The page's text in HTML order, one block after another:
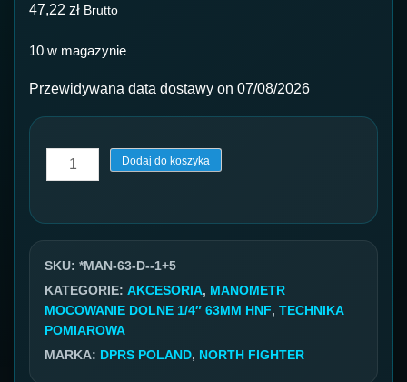
47,22 zł Brutto
10 w magazynie
Przewidywana data dostawy on 07/08/2026
ilość
Wakuometr
63mm
zakres-
1
do
5bar
Dodaj do koszyka
SKU: *MAN-63-D--1+5
KATEGORIE: AKCESORIA, MANOMETR
MOCOWANIE DOLNE 1/4″ 63MM HNF, TECHNIKA
POMIAROWA
MARKA: DPRS POLAND, NORTH FIGHTER